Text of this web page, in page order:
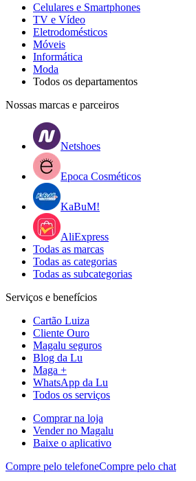
Celulares e Smartphones
TV e Vídeo
Eletrodomésticos
Móveis
Informática
Moda
Todos os departamentos
Nossas marcas e parceiros
Netshoes
Epoca Cosméticos
KaBuM!
AliExpress
Todas as marcas
Todas as categorias
Todas as subcategorias
Serviços e benefícios
Cartão Luiza
Cliente Ouro
Magalu seguros
Blog da Lu
Maga +
WhatsApp da Lu
Todos os serviços
Comprar na loja
Vender no Magalu
Baixe o aplicativo
Compre pelo telefoneCompre pelo chat